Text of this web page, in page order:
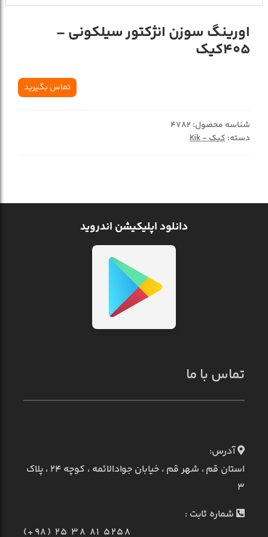
اورينگ سوزن انژکتور سيلکوني –
405کيک
تماس بگیرید
شناسه محصول: 4782
دسته:کیک - Kik
دانلود اپلیکیشن اندروید
تماس با ما
آدرس:
استان قم ، شهر قم ، خیابان جوادالائمه ، کوچه ۲۴ ، پلاک
۳
شماره ثابت :
(+98) 25 38 81 5258